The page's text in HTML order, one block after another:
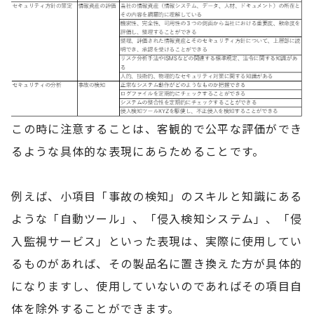
この時に注意することは、客観的で公平な評価ができ
るような具体的な表現にあらためることです。
例えば、小項目「事故の検知」のスキルと知識にある
ような「自動ツール」、「侵入検知システム」、「侵
入監視サービス」といった表現は、実際に使用してい
るものがあれば、その製品名に置き換えた方が具体的
になりますし、使用していないのであればその項目自
体を除外することができます。